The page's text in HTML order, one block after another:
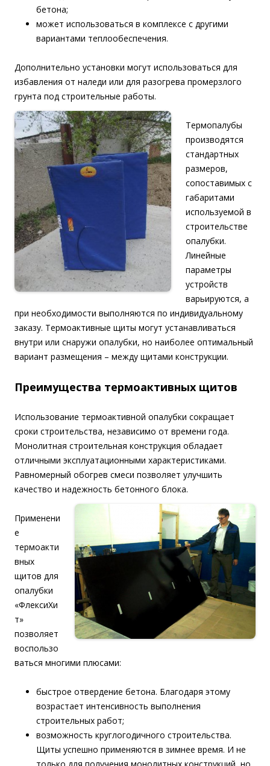
бетона;
может использоваться в комплексе с другими
вариантами теплообеспечения.
Дополнительно установки могут использоваться для
избавления от наледи или для разогрева промерзлого
грунта под строительные работы.
Термопалубы
производятся
стандартных
размеров,
сопоставимых с
габаритами
используемой в
строительстве
опалубки.
Линейные
параметры
устройств
варьируются, а
при необходимости выполняются по индивидуальному
заказу. Термоактивные щиты могут устанавливаться
внутри или снаружи опалубки, но наиболее оптимальный
вариант размещения – между щитами конструкции.
Преимущества термоактивных щитов
Использование термоактивной опалубки сокращает
сроки строительства, независимо от времени года.
Монолитная строительная конструкция обладает
отличными эксплуатационными характеристиками.
Равномерный обогрев смеси позволяет улучшить
качество и надежность бетонного блока.
Применени
е
термоакти
вных
щитов для
опалубки
«ФлексиХи
т»
позволяет
воспользо
ваться многими плюсами:
быстрое отвердение бетона. Благодаря этому
возрастает интенсивность выполнения
строительных работ;
возможность круглогодичного строительства.
Щиты успешно применяются в зимнее время. И не